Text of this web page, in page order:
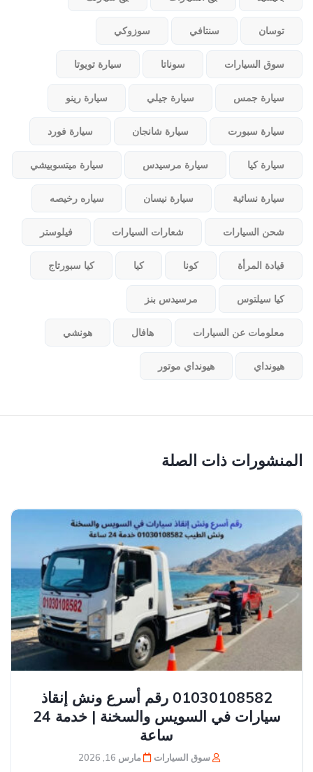
توسان سنتافي سوزوكي
سوق السيارات سوناتا سيارة تويوتا
سيارة جمس سيارة جيلي سيارة رينو
سيارة سبورت سيارة شانجان سيارة فورد
سيارة كيا سيارة مرسيدس سيارة ميتسوبيشي
سيارة نسائية سيارة نيسان سياره رخيصه
شحن السيارات شعارات السيارات فيلوستر
قيادة المرأة كونا كيا كيا سبورتاج
كيا سيلتوس مرسيدس بنز
معلومات عن السيارات هافال هونشي
هيونداي هيونداي موتور
المنشورات ذات الصلة
01030108582 رقم أسرع ونش إنقاذ
سيارات في السويس والسخنة | خدمة 24
ساعة
سوق السيارات مارس 16, 2026